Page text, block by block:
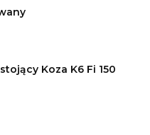
Koza K6 Fi 150